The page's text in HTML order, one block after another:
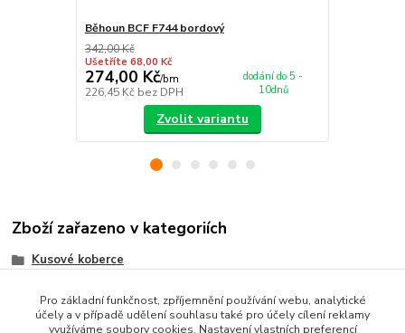
Běhoun BCF F744 bordový
342,00 Kč
Ušetříte 68,00 Kč
274,00 Kč/bm
226,45 Kč bez DPH
dodání do 5 -
10dnů
Zvolit variantu
Zboží zařazeno v kategoriích
Kusové koberce
BCF koberce
Pro základní funkčnost, zpříjemnění používání webu, analytické
účely a v případě udělení souhlasu také pro účely cílení reklamy
využíváme soubory cookies. Nastavení vlastních preferencí